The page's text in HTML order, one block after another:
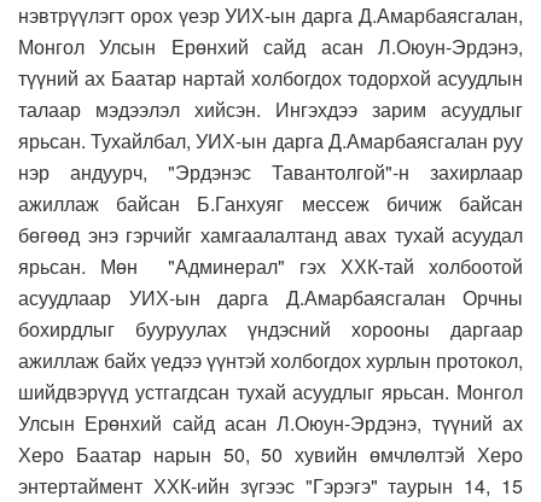
нэвтрүүлэгт орох үеэр УИХ-ын дарга Д.Амарбаясгалан,
Монгол Улсын Ерөнхий сайд асан Л.Оюун-Эрдэнэ,
түүний ах Баатар нартай холбогдох тодорхой асуудлын
талаар мэдээлэл хийсэн. Ингэхдээ зарим асуудлыг
ярьсан. Тухайлбал, УИХ-ын дарга Д.Амарбаясгалан руу
нэр андуурч, "Эрдэнэс Тавантолгой"-н захирлаар
ажиллаж байсан Б.Ганхуяг мессеж бичиж байсан
бөгөөд энэ гэрчийг хамгаалалтанд авах тухай асуудал
ярьсан. Мөн "Админерал" гэх ХХК-тай холбоотой
асуудлаар УИХ-ын дарга Д.Амарбаясгалан Орчны
бохирдлыг бууруулах үндэсний хорооны даргаар
ажиллаж байх үедээ үүнтэй холбогдох хурлын протокол,
шийдвэрүүд устгагдсан тухай асуудлыг ярьсан. Монгол
Улсын Ерөнхий сайд асан Л.Оюун-Эрдэнэ, түүний ах
Херо Баатар нарын 50, 50 хувийн өмчлөлтэй Херо
энтертаймент ХХК-ийн зүгээс "Гэрэгэ" таурын 14, 15